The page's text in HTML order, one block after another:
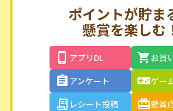
ポイントが貯ま
懸賞を楽しむ
アプリDL
お買
アンケート
ゲー
レシート投稿
懸賞